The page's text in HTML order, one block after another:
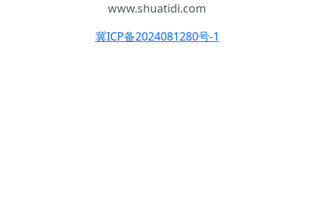
www.shuatidi.com
冀ICP备2024081280号-1